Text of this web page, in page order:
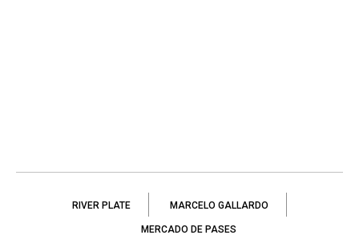
RIVER PLATE MARCELO GALLARDO
MERCADO DE PASES